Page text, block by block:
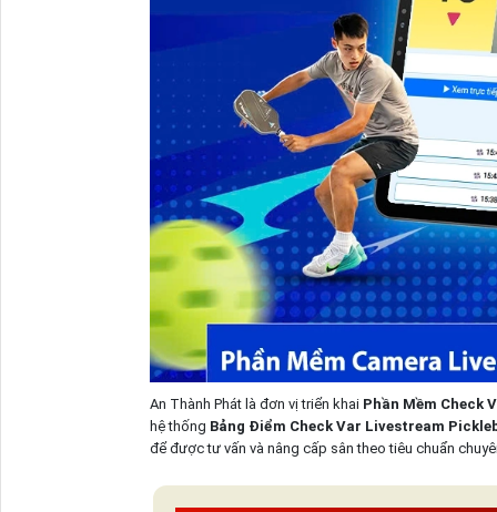
An Thành Phát là đơn vị triển khai Phần Mềm Check
hệ thống Bảng Điểm Check Var Livestream
để được tư vấn và nâng cấp sân theo tiêu chuẩn